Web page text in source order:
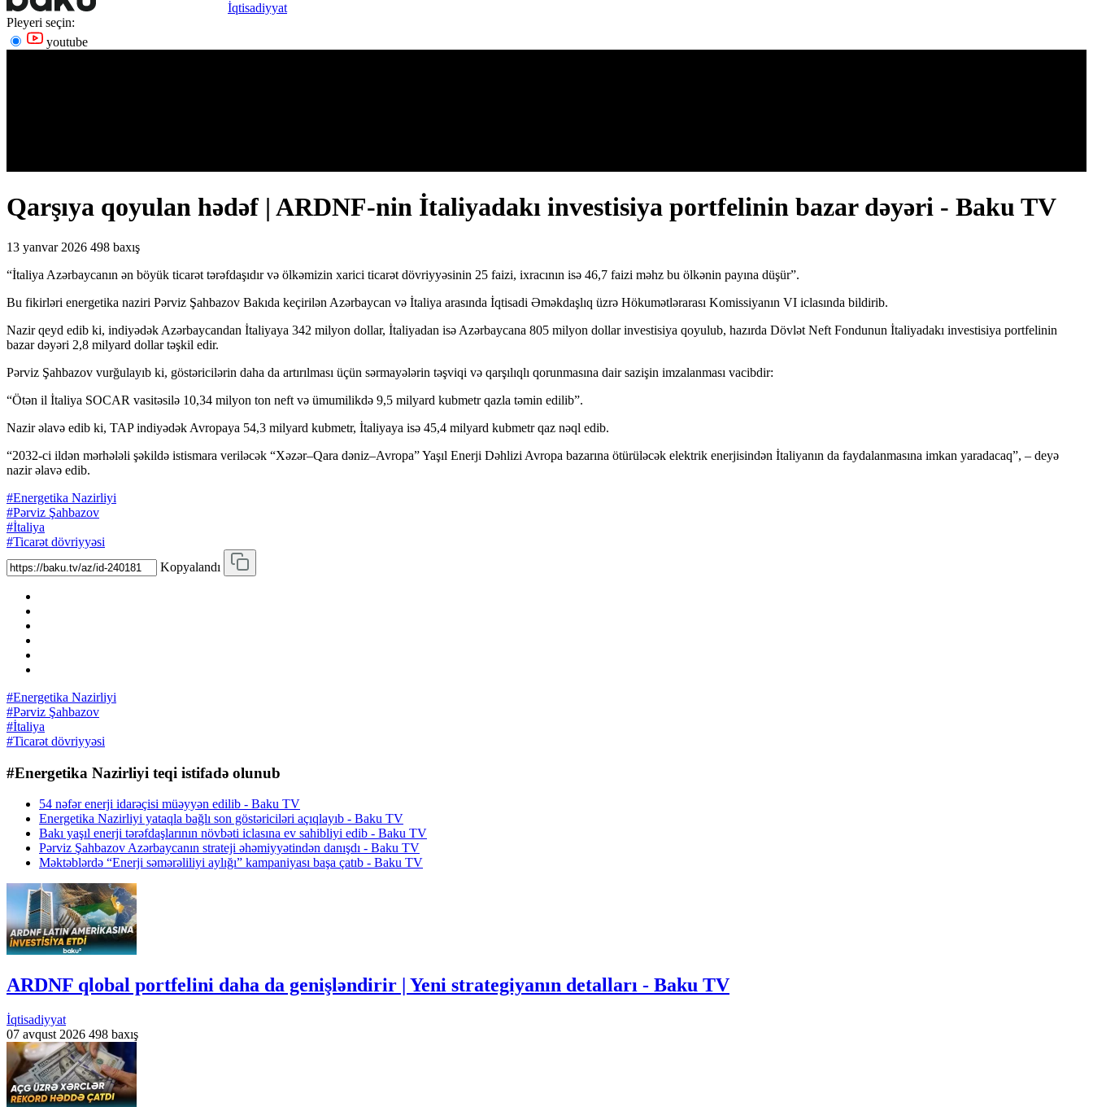
İqtisadiyyat
Pleyeri seçin:
youtube
Qarşıya qoyulan hədəf | ARDNF-nin İtaliyadakı investisiya portfelinin bazar dəyəri - Baku TV
13 yanvar 2026 498 baxış
“İtaliya Azərbaycanın ən böyük ticarət tərəfdaşıdır və ölkəmizin xarici ticarət dövriyyəsinin 25 faizi, ixracının isə 46,7 faizi məhz bu ölkənin payına düşür”.
Bu fikirləri energetika naziri Pərviz Şahbazov Bakıda keçirilən Azərbaycan və İtaliya arasında İqtisadi Əməkdaşlıq üzrə Hökumətlərarası Komissiyanın VI iclasında bildirib.
Nazir qeyd edib ki, indiyədək Azərbaycandan İtaliyaya 342 milyon dollar, İtaliyadan isə Azərbaycana 805 milyon dollar investisiya qoyulub, hazırda Dövlət Neft Fondunun İtaliyadakı investisiya portfelinin
bazar dəyəri 2,8 milyard dollar təşkil edir.
Pərviz Şahbazov vurğulayıb ki, göstəricilərin daha da artırılması üçün sərmayələrin təşviqi və qarşılıqlı qorunmasına dair sazişin imzalanması vacibdir:
“Ötən il İtaliya SOCAR vasitəsilə 10,34 milyon ton neft və ümumilikdə 9,5 milyard kubmetr qazla təmin edilib”.
Nazir əlavə edib ki, TAP indiyədək Avropaya 54,3 milyard kubmetr, İtaliyaya isə 45,4 milyard kubmetr qaz nəql edib.
“2032-ci ildən mərhələli şəkildə istismara veriləcək “Xəzər–Qara dəniz–Avropa” Yaşıl Enerji Dəhlizi Avropa bazarına ötürüləcək elektrik enerjisindən İtaliyanın da faydalanmasına imkan yaradacaq”, – deyə
nazir əlavə edib.
#Energetika Nazirliyi
#Pərviz Şahbazov
#İtaliya
#Ticarət dövriyyəsi
Kopyalandı
#Energetika Nazirliyi
#Pərviz Şahbazov
#İtaliya
#Ticarət dövriyyəsi
#Energetika Nazirliyi teqi istifadə olunub
54 nəfər enerji idarəçisi müəyyən edilib - Baku TV
Energetika Nazirliyi yataqla bağlı son göstəriciləri açıqlayıb - Baku TV
Bakı yaşıl enerji tərəfdaşlarının növbəti iclasına ev sahibliyi edib - Baku TV
Pərviz Şahbazov Azərbaycanın strateji əhəmiyyətindən danışdı - Baku TV
Məktəblərdə “Enerji səmərəliliyi aylığı” kampaniyası başa çatıb - Baku TV
ARDNF qlobal portfelini daha da genişləndirir | Yeni strategiyanın detalları - Baku TV
İqtisadiyyat
07 avqust 2026 498 baxış